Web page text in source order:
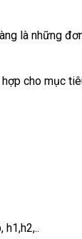
là những
cho mục